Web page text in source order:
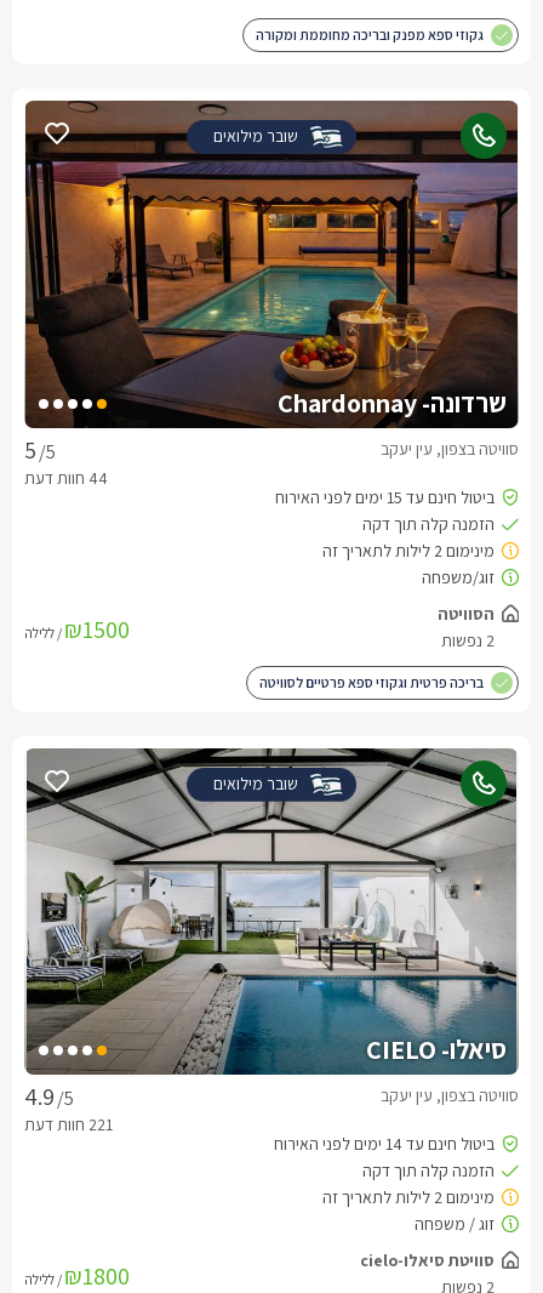
גקוזי ספא מפנק ובריכה מחוממת ומקורה
שובר מילואים
שרדונה- Chardonnay
/5 סוויטה בצפון, עין יעקב
₪1500 / ללילה
בריכה פרטית וגקוזי ספא פרטיים לסוויטה
שובר מילואים
סיאלו- CIELO
/5 סוויטה בצפון, עין יעקב
₪1800 / ללילה